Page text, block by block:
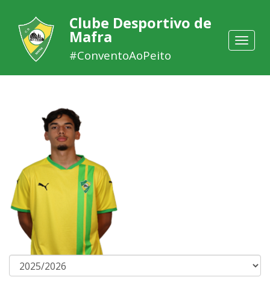
Toggle
Clube Desportivo de
Mafra
#ConventoAoPeito